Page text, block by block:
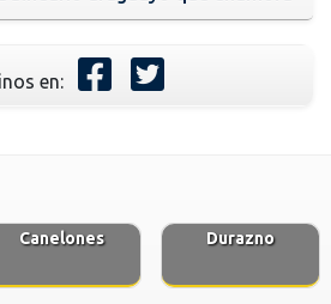
en:
Canelones Durazno